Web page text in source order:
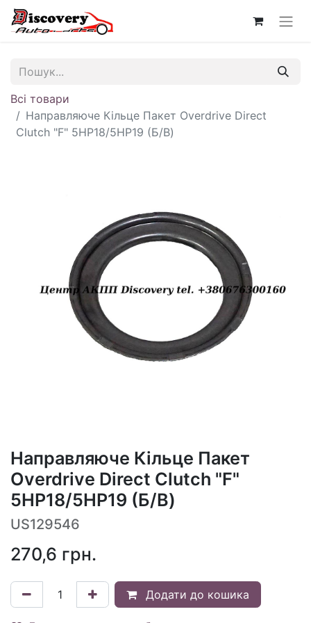
Всі товари
Направляюче Кільце Пакет Overdrive Direct
Clutch "F" 5HP18/5HP19 (Б/В)
Направляюче Кільце Пакет
Overdrive Direct Clutch "F"
5HP18/5HP19 (Б/В)
US129546
270,6 грн.
Додати до кошика